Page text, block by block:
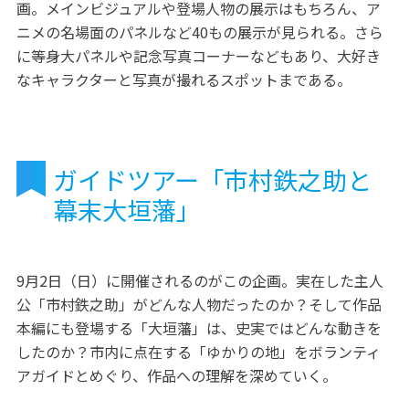
画。メインビジュアルや登場人物の展示はもちろん、ア
ニメの名場面のパネルなど40もの展示が見られる。さら
に等身大パネルや記念写真コーナーなどもあり、大好き
なキャラクターと写真が撮れるスポットまである。
ガイドツアー「市村鉄之助と
幕末大垣藩」
9月2日（日）に開催されるのがこの企画。実在した主人
公「市村鉄之助」がどんな人物だったのか？そして作品
本編にも登場する「大垣藩」は、史実ではどんな動きを
したのか？市内に点在する「ゆかりの地」をボランティ
アガイドとめぐり、作品への理解を深めていく。